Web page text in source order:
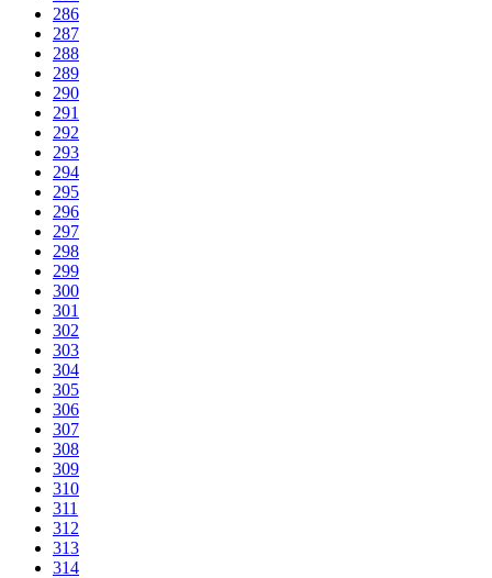
286
287
288
289
290
291
292
293
294
295
296
297
298
299
300
301
302
303
304
305
306
307
308
309
310
311
312
313
314